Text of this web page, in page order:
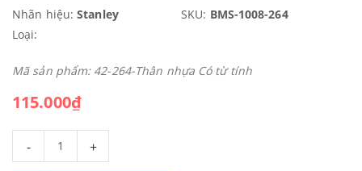
Nhãn hiệu: Stanley SKU: BMS-1008-264
Loại:
Mã sản phẩm: 42-264-Thân nhựa Có từ tính
115.000₫
- +